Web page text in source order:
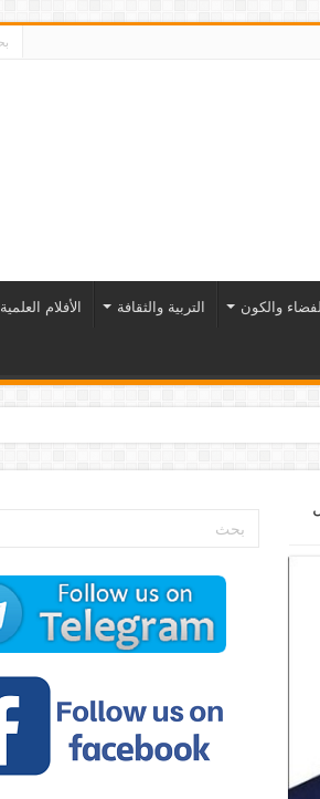
الفضاء والكون التربية والثقافة الأفلام العلمية